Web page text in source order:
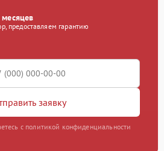
предоставляем гарантию
заявку
с политикой конфиденциальности